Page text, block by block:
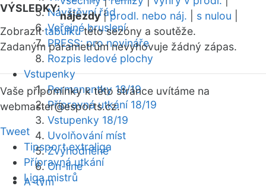
Návštěvní řád
Veřejné bruslení
PRESS: pro novináře
Rozpis ledové plochy
Vstupenky
Permanentky 18/19
Přípravná utkání 18/19
Vstupenky 18/19
Uvolňování míst
Zvýhodněné
On-line
A-tým
VÝSLEDKY:
nájezdy|prodl. nebo náj. s nulou
Zobrazittabulkutéto sezóny a soutěže.
Zadaným parametrům nevyhovuje žádný zápas.
Vaše připomínky k této stránce uvítáme na
webmaster@esports.cz.
Tweet
Tipsport extraliga
Přípravná utkání
Liga mistrů